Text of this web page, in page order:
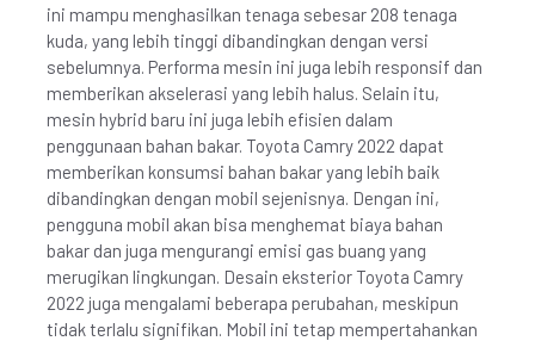
ini mampu menghasilkan tenaga sebesar 208 tenaga
kuda, yang lebih tinggi dibandingkan dengan versi
sebelumnya. Performa mesin ini juga lebih responsif dan
memberikan akselerasi yang lebih halus. Selain itu,
mesin hybrid baru ini juga lebih efisien dalam
penggunaan bahan bakar. Toyota Camry 2022 dapat
memberikan konsumsi bahan bakar yang lebih baik
dibandingkan dengan mobil sejenisnya. Dengan ini,
pengguna mobil akan bisa menghemat biaya bahan
bakar dan juga mengurangi emisi gas buang yang
merugikan lingkungan. Desain eksterior Toyota Camry
2022 juga mengalami beberapa perubahan, meskipun
tidak terlalu signifikan. Mobil ini tetap mempertahankan